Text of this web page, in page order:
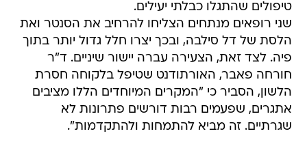
טיפולים שהתגלו כבלתי יעילים.
שני רופאים מנתחים הצליחו להרחיב את הסנטר ואת
הלסת של דל סילבה, ובכך יצרו חלל גדול יותר בתוך
פיה. לצד זאת, הצעירה עברה יישור שיניים. ד"ר
חורחה פאבר, האורתודנט שטיפל בלקוחה חסרת
הלשון, הסביר כי "המקרים המיוחדים הללו מציבים
אתגרים, שפעמים רבות דורשים פתרונות לא
שגרתיים. זה מביא להתמחות ולהתקדמות".